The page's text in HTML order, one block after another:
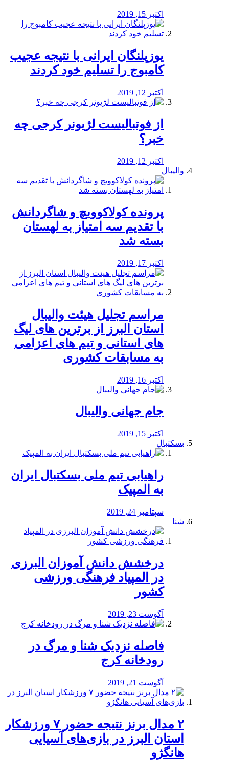
اکتبر 15, 2019
یوزپلنگان ایرانی با نتیجه عجیب
کامبوج را تسلیم خود کردند
اکتبر 12, 2019
از فوتبالیست لژیونر کرجی چه
خبر؟
اکتبر 12, 2019
والیبال
پرونده کولاکوویچ و شاگردانش
با تقدیم سه امتیاز به لهستان
بسته شد
اکتبر 17, 2019
مراسم تجلیل هیئت والیبال
استان البرز از برترین های لیگ
های استانی و تیم های اعزامی
به مسابقات کشوری
اکتبر 16, 2019
جام جهانی والیبال
اکتبر 15, 2019
بسکتبال
راهیابی تیم ملی بسکتبال ایران
به المپیک
سپتامبر 24, 2019
شنا
درخشش دانش آموزان البرزی
در المپیاد فرهنگی ورزشی
کشور
آگوست 23, 2019
️فاصله نزدیک شنا و مرگ در
رودخانه کرج
آگوست 21, 2019
۲ مدال برنز نتیجه حضور ۷ ورزشکار
استان البرز در بازی‌های آسیایی
هانگژو